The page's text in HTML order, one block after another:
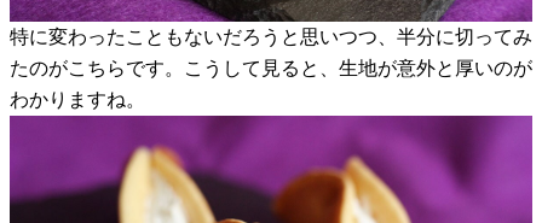
特に変わったこともないだろうと思いつつ、半分に切ってみ
たのがこちらです。こうして見ると、生地が意外と厚いのが
わかりますね。